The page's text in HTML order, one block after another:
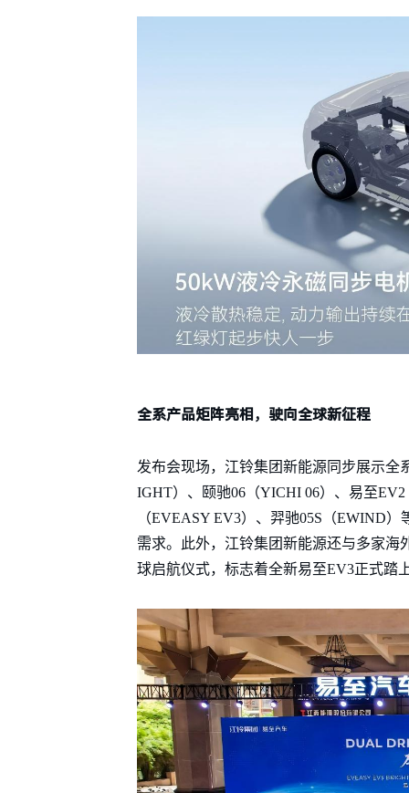
全系产品矩阵亮相，驶向全球新征程
发布会现场，江铃集团新能源同步展示全
IGHT）、颐驰06（YICHI 06）、易至
（EVEASY EV3）、羿驰05S（EWIND
需求。此外，江铃集团新能源还与多家
球启航仪式，标志着全新易至EV3正式踏